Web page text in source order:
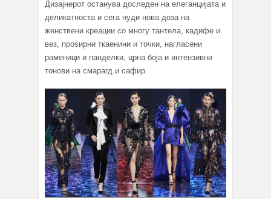
Дизајнерот останува доследен на елеганцијата и
деликатноста и сега нуди нова доза на
женствени креации со многу тантела, кадифе и
вез, проѕирни ткаенини и точки, нагласени
раменици и панделки, црна боја и интензивни
тонови на смарагд и сафир.